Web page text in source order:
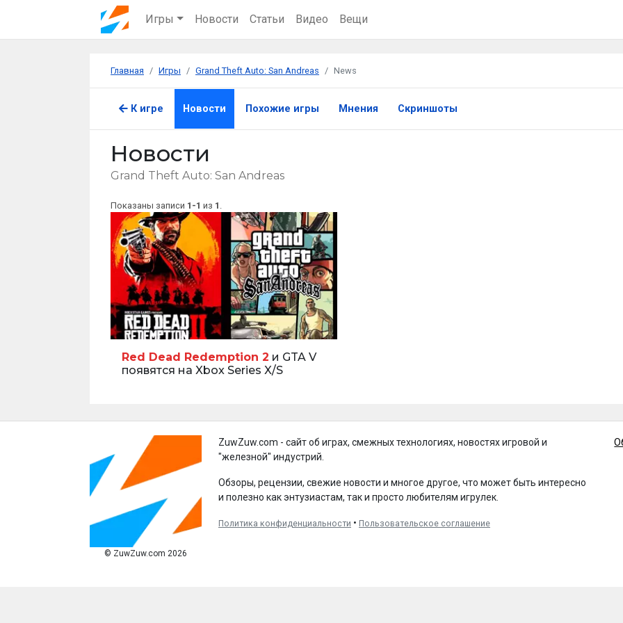
Игры Новости Статьи Видео Вещи
Главная Игры Grand Theft Auto: San Andreas News
К игре Новости Похожие игры Мнения Скриншоты
Новости
Grand Theft Auto: San Andreas
Показаны записи 1-1 из 1 .
Red Dead Redemption 2 и GTA V
появятся на Xbox Series X/S
© ZuwZuw.com 2026
ZuwZuw.com - сайт об играх, смежных технологиях, новостях игровой и
"железной" индустрий.
Обзоры, рецензии, свежие новости и многое другое, что может быть интересно
и полезно как энтузиастам, так и просто любителям игрулек.
Политика конфиденциальности • Пользовательское соглашение